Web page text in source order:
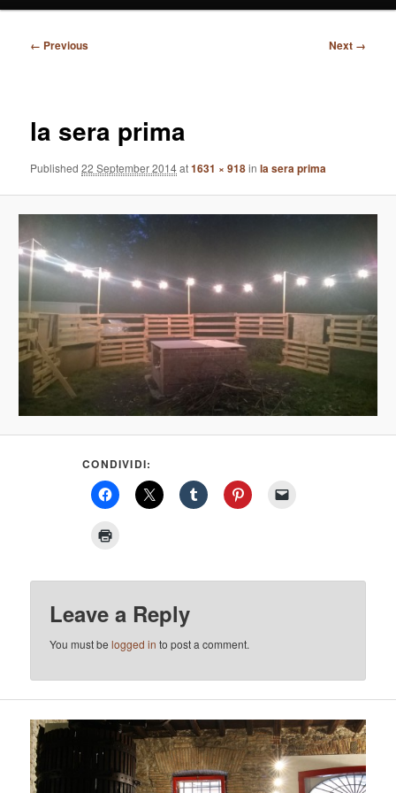
Image
← Previous Next →
la sera prima
Published22 September 2014at1631 × 918inla sera prima
CONDIVIDI:
Leave a Reply
You must belogged in to post a comment.